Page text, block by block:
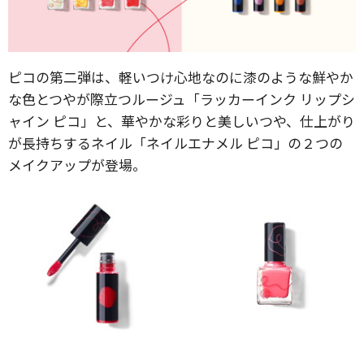
ピコの第二弾は、軽いつけ心地なのに漆のような鮮やか
な色とつやが際立つルージュ「ラッカーインク リップシ
ャイン ピコ」と、華やかな彩りと美しいつや、仕上がり
が長持ちするネイル「ネイルエナメル ピコ」の２つの
メイクアップが登場。